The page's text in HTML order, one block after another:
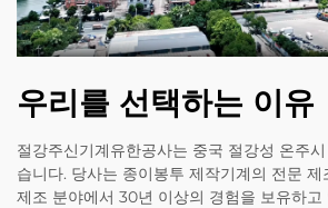
우리를 선택하는 이유
절강주신기계유한공사는 중국 절강성 온주
습니다. 당사는 종이봉투 제작기계의 전문
제조 분야에서 30년 이상의 경험을 보유하고